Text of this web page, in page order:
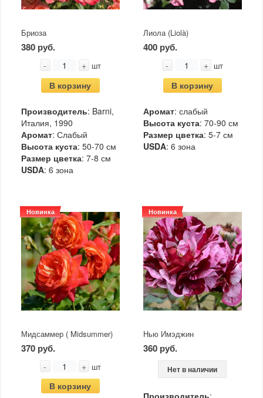
Бриоза
380 руб.
- + шт
В корзину
Производитель: Barni,
Италия, 1990
Аромат: Слабый
Высота куста: 50-70 см
Размер цветка: 7-8 см
USDA: 6 зона
Лиола (Liolà)
400 руб.
- + шт
В корзину
Аромат: слабый
Высота куста: 70-90 см
Размер цветка: 5-7 см
USDA: 6 зона
Новинка
Мидсаммер ( Midsummer)
370 руб.
- + шт
В корзину
Новинка
Нью Имэджин
360 руб.
Нет в наличии
Производитель: